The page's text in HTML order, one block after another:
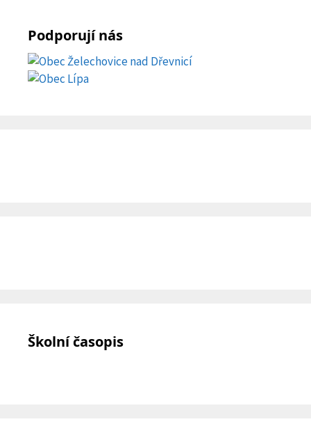
Podporují nás
Školní časopis